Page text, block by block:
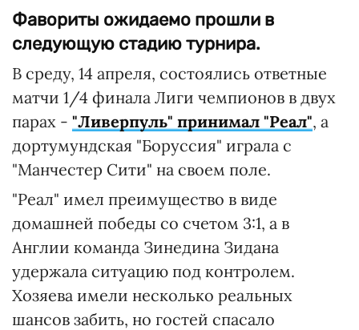
Фавориты ожидаемо прошли в
следующую стадию турнира.
В среду, 14 апреля, состоялись ответные
матчи 1/4 финала Лиги чемпионов в двух
парах - "Ливерпуль" принимал "Реал", а
дортумундская "Боруссия" играла с
"Манчестер Сити" на своем поле.
"Реал" имел преимущество в виде
домашней победы со счетом 3:1, а в
Англии команда Зинедина Зидана
удержала ситуацию под контролем.
Хозяева имели несколько реальных
шансов забить, но гостей спасало